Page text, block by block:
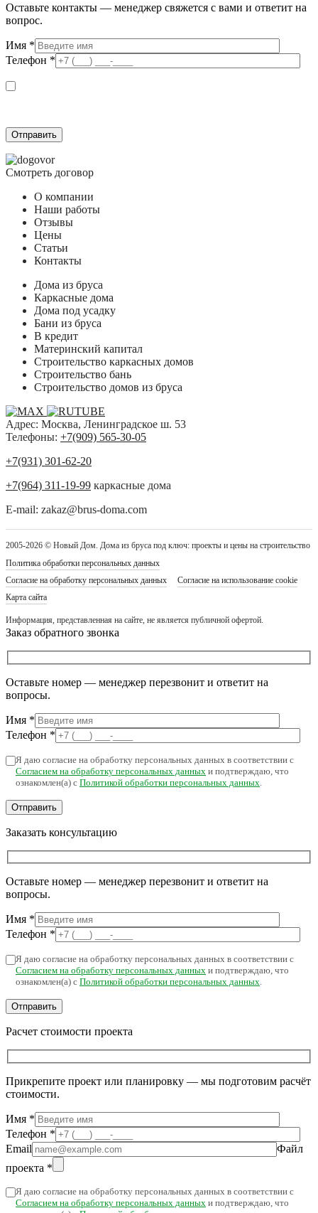
Оставьте контакты — менеджер свяжется с вами и ответит на
вопрос.
Имя *
Телефон *
Смотреть договор
О компании
Наши работы
Отзывы
Цены
Статьи
Контакты
Дома из бруса
Каркасные дома
Дома под усадку
Бани из бруса
В кредит
Материнский капитал
Строительство каркасных домов
Строительство бань
Строительство домов из бруса
Адрес: Москва, Ленинградское ш. 53
Телефоны: +7(909) 565-30-05
+7(931) 301-62-20
+7(964) 311-19-99 каркасные дома
E-mail: zakaz@brus-doma.com
2005-2026 © Новый Дом. Дома из бруса под ключ: проекты и цены на строительство
Политика обработки персональных данных
Согласие на обработку персональных данных
Согласие на использование cookie
Карта сайта
Информация, представленная на сайте, не является публичной офертой.
Заказ обратного звонка
Оставьте номер — менеджер перезвонит и ответит на
вопросы.
Имя *
Телефон *
Я даю согласие на обработку персональных данных в соответствии с
Согласием на обработку персональных данных и подтверждаю, что
ознакомлен(а) с Политикой обработки персональных данных.
Заказать консультацию
Оставьте номер — менеджер перезвонит и ответит на
вопросы.
Имя *
Телефон *
Я даю согласие на обработку персональных данных в соответствии с
Согласием на обработку персональных данных и подтверждаю, что
ознакомлен(а) с Политикой обработки персональных данных.
Расчет стоимости проекта
Прикрепите проект или планировку — мы подготовим расчёт
стоимости.
Имя *
Телефон *
Email
Файл
проекта *
Я даю согласие на обработку персональных данных в соответствии с
Согласием на обработку персональных данных и подтверждаю, что